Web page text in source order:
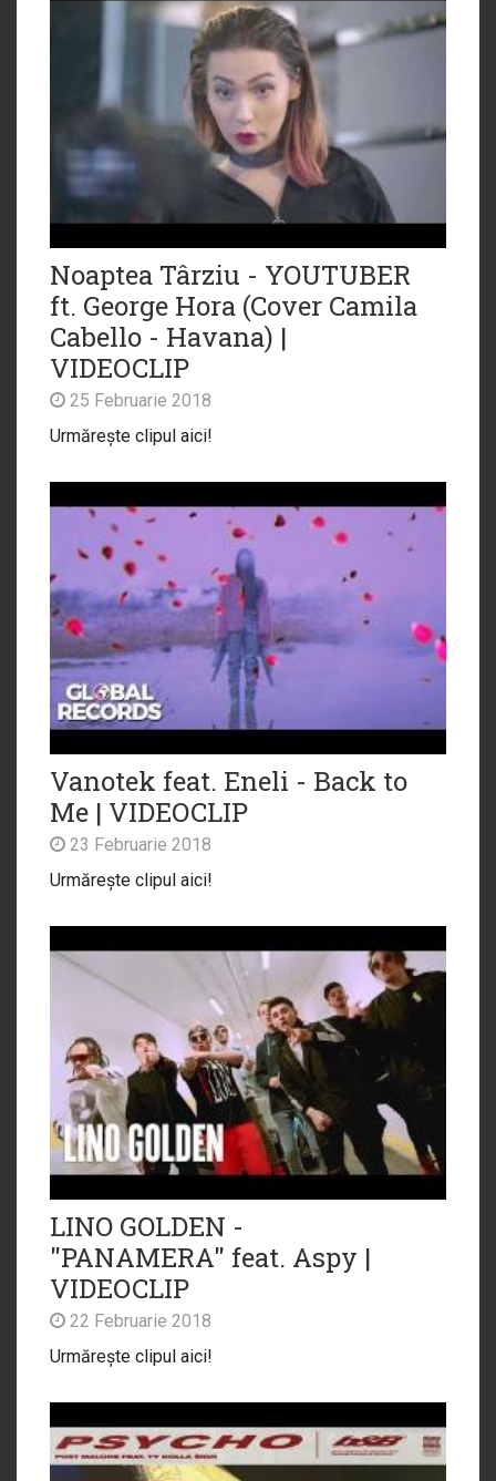
Noaptea Târziu - YOUTUBER
ft. George Hora (Cover Camila
Cabello - Havana) |
VIDEOCLIP
25 Februarie 2018
Urmărește clipul aici!
Vanotek feat. Eneli - Back to
Me | VIDEOCLIP
23 Februarie 2018
Urmărește clipul aici!
LINO GOLDEN -
"PANAMERA" feat. Aspy |
VIDEOCLIP
22 Februarie 2018
Urmărește clipul aici!